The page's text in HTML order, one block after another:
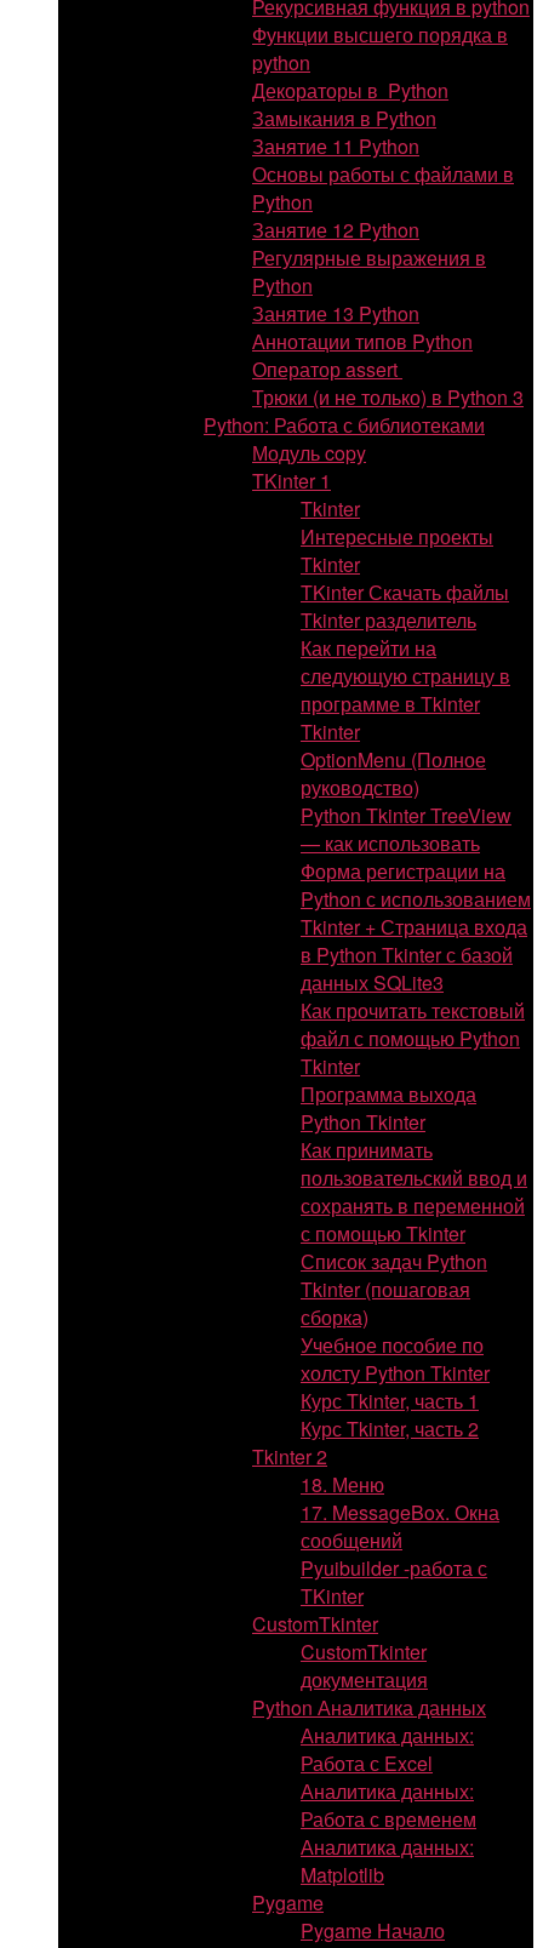
Рекурсивная функция в python
Функции высшего порядка в
python
Декораторы в Python
Замыкания в Python
Занятие 11 Python
Основы работы с файлами в
Python
Занятие 12 Python
Регулярные выражения в
Python
Занятие 13 Python
Аннотации типов Python
Оператор assert
Трюки (и не только) в Python 3
Python: Работа с библиотеками
Модуль copy
TKinter 1
Tkinter
Интересные проекты
Tkinter
TKinter Скачать файлы
Tkinter разделитель
Как перейти на
следующую страницу в
программе в Tkinter
Tkinter
OptionMenu (Полное
руководство)
Python Tkinter TreeView
— как использовать
Форма регистрации на
Python с использованием
Tkinter + Страница входа
в Python Tkinter с базой
данных SQLite3
Как прочитать текстовый
файл с помощью Python
Tkinter
Программа выхода
Python Tkinter
Как принимать
пользовательский ввод и
сохранять в переменной
с помощью Tkinter
Список задач Python
Tkinter (пошаговая
сборка)
Учебное пособие по
холсту Python Tkinter
Курс Tkinter, часть 1
Курс Tkinter, часть 2
Tkinter 2
18. Меню
17. MessageBox. Окна
сообщений
Pyuibuilder -работа с
TKinter
CustomTkinter
CustomTkinter
документация
Python Аналитика данных
Аналитика данных:
Работа с Excel
Аналитика данных:
Работа с временем
Аналитика данных:
Matplotlib
Pygame
Pygame Начало